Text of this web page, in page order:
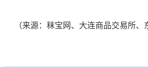
（来源：秣宝网、大连商品交易所、